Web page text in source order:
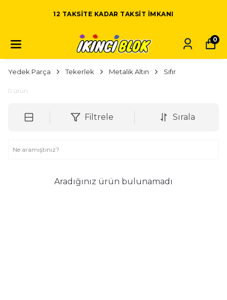
12 TAKSITE KADAR TAKSIT IMKANI
0
Yedek Parça Tekerlek Metalik Altın Sıfır
0 ürün
Filtrele Sırala
Aradığınız ürün bulunamadı